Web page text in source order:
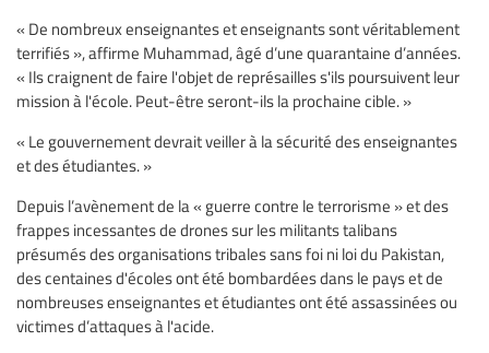
« De nombreux enseignantes et enseignants sont véritablement
terrifiés », affirme Muhammad, âgé d’une quarantaine d’années.
« Ils craignent de faire l'objet de représailles s'ils poursuivent leur
mission à l'école. Peut-être seront-ils la prochaine cible. »
« Le gouvernement devrait veiller à la sécurité des enseignantes
et des étudiantes. »
Depuis l’avènement de la « guerre contre le terrorisme » et des
frappes incessantes de drones sur les militants talibans
présumés des organisations tribales sans foi ni loi du Pakistan,
des centaines d'écoles ont été bombardées dans le pays et de
nombreuses enseignantes et étudiantes ont été assassinées ou
victimes d’attaques à l'acide.